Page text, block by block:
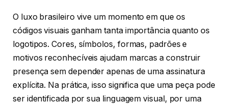
O luxo brasileiro vive um momento em que os
códigos visuais ganham tanta importância quanto os
logotipos. Cores, símbolos, formas, padrões e
motivos reconhecíveis ajudam marcas a construir
presença sem depender apenas de uma assinatura
explícita. Na prática, isso significa que uma peça pode
ser identificada por sua linguagem visual, por uma